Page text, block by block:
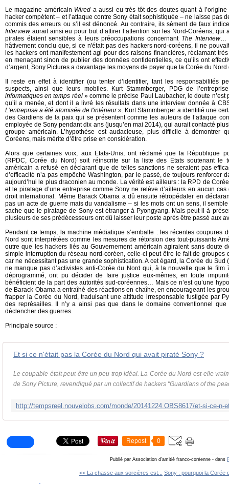
Le magazine américain Wired a aussi eu très tôt des doutes quant à l’origine
hacker compétent – et l’attaque contre Sony était sophistiquée – ne laisse pas
commis des erreurs ou s’il est dénoncé. Au contraire, ils sèment de faux
Interview aurait ainsi eu pour but d’attirer l’attention sur les Nord-Coréens,
pirates étaient sensibles à leurs préoccupations concernant The Interview…
hâtivement conclu que, si ce n'était pas des hackers nord-coréens, il ne
les hackers ont manifestement agi pour des raisons financières, réclamant
en menaçant sinon de publier des données confidentielles, ce qu’ils ont
d’argent, Sony Pictures a davantage les moyens de payer que la Corée du
Il reste en effet à identifier (ou tenter d’identifier, tant les responsabilités
suspects, ainsi que leurs mobiles. Kurt Stammberger, PDG de
informatiques en temps réel» comme le précise Paul Laubacher, le doute n’est
qu’il a menée, et dont il a livré les résultats dans une interview donnée à
L’entreprise a été atomisée de l'intérieur». Kurt Stammberger a identifié une
des Gardiens de la paix qui se présentent comme les auteurs de l’attaque
employée de Sony pendant dix ans (jusqu’en mai 2014), qui aurait contacté
groupe américain. L’hypothèse est audacieuse, plus difficile à démontrer
Coréens, mais mérite d’être prise en considération.
Alors que certaines voix, aux Etats-Unis, ont réclamé que la République
(RPDC, Corée du Nord) soit réinscrite sur la liste des Etats soutenant le
américain a refusé en déclarant que de telles sanctions ne seraient pas
d’efficacité n’a pas empêché Washington, par le passé, de toujours renforcer
aujourd’hui le plus draconien au monde. La vérité est ailleurs : la RPD de
et le piratage d’une entreprise comme Sony ne relève d’ailleurs en aucun
droit international. Même Barack Obama a dû ensuite rétropédaler en
pas un acte de guerre mais du vandalisme – si les mots ont un sens, il
sache que le piratage de Sony est étranger à Pyongyang. Mais peut-il à
plusieurs de ses prédécesseurs ont dû laisser leur poste après être passé aux
Pendant ce temps, la machine médiatique s’emballe : les récentes coupures
Nord sont interprétées comme les mesures de rétorsion des tout-puissants
outre que les hackers liés au Gouvernement américain agiraient sans doute
simple interruption du réseau nord-coréen, celle-ci peut être le fait de groupes
car ne nécessitant pas une grande sophistication. A cet égard, la Corée du
ne manque pas d’activistes anti-Corée du Nord qui, à la nouvelle que le film
déprogrammé, ont pu décider de faire justice eux-mêmes, en toute
bénéficient de la part des autorités sud-coréennes… Mais ce n’est qu’une
de Barack Obama a entraîné des réactions en chaîne, en encourageant les
frapper la Corée du Nord, traduisant une attitude irresponsable fustigée par
des représailles. Il n’y a ainsi pas que dans le domaine conventionnel
déclencher des guerres.
Principale source :
Et si ce n'était pas la Corée du Nord qui avait piraté Sony ?
Le coupable était peut-être un peu trop idéal. La Corée du Nord est-elle
de Sony Picture, revendiqué par un collectif de hackers "Guardians of the
Repost 0
Publié par Association d'amitié franco-coréenne - dans
<< La chasse aux sorcières est... Sony : pourquoi la Corée